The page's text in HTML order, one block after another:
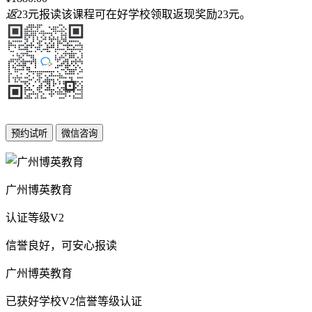
返23元报读该课程可在好学校领取返现奖励23元。
广州博英教育
认证等级V2
信誉良好，可安心报读
广州博英教育
已获好学校V2信誉等级认证